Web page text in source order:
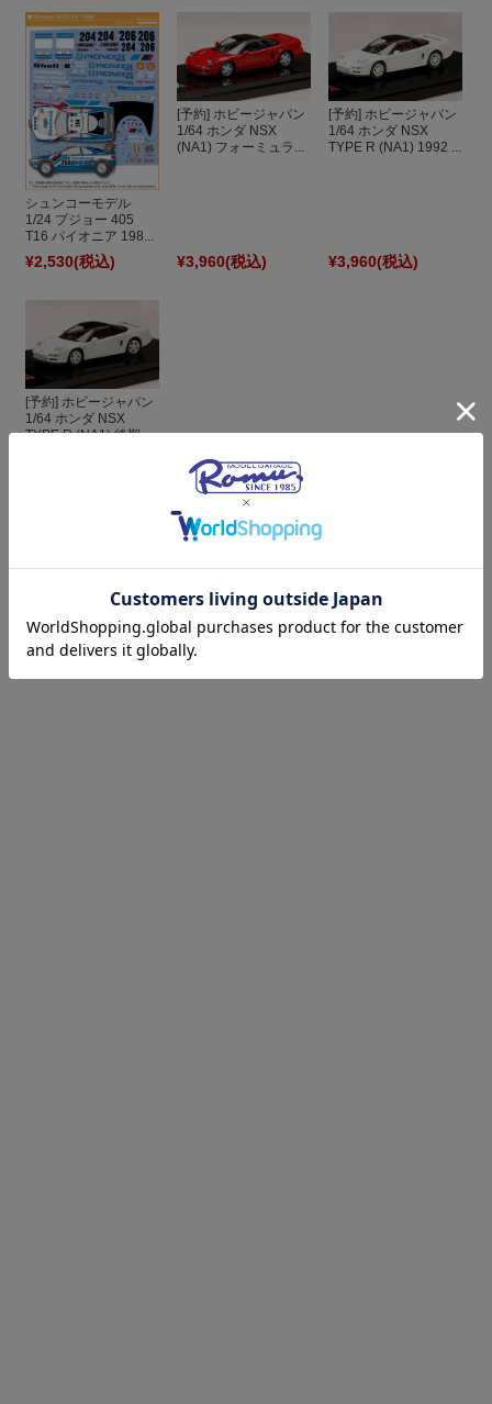
シュンコーモデル
1/24 プジョー 405
T16 パイオニア 198...
¥2,530(税込)
[予約] ホビージャパン
1/64 ホンダ NSX
(NA1) フォーミュラ...
¥3,960(税込)
[予約] ホビージャパン
1/64 ホンダ NSX
TYPE R (NA1) 1992 ...
¥3,960(税込)
[予約] ホビージャパン
1/64 ホンダ NSX
TYPE R (NA1) 後期...